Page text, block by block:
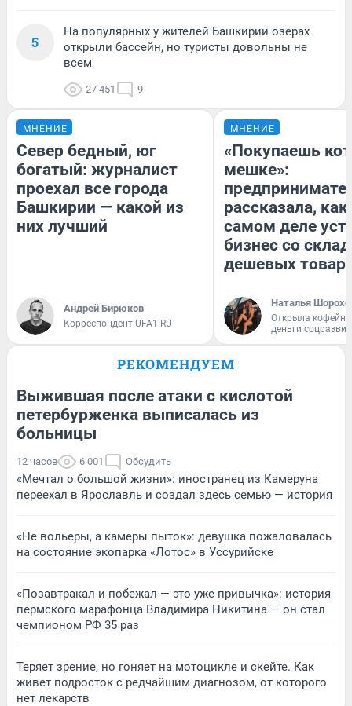
5
На популярных у жителей Башкирии озерах
открыли бассейн, но туристы довольны не
всем
27 451 9
МНЕНИЕ
Север бедный, юг
богатый: журналист
проехал все города
Башкирии — какой из
них лучший
Андрей Бирюков
Корреспондент UFA1.RU
МНЕНИЕ
«Покупаешь
мешке»:
рассказала, как
самом деле
бизнес со
дешевых
Наталья
Открыла
деньги
РЕКОМЕНДУЕМ
Выжившая после атаки с кислотой
петербурженка выписалась из
больницы
12 часов 6 001 Обсудить
«Мечтал о большой жизни»: иностранец из Камеруна
переехал в Ярославль и создал здесь семью — история
«Не вольеры, а камеры пыток»: девушка пожаловалась
на состояние экопарка «Лотос» в Уссурийске
«Позавтракал и побежал — это уже привычка»: история
пермского марафонца Владимира Никитина — он стал
чемпионом РФ 35 раз
Теряет зрение, но гоняет на мотоцикле и скейте. Как
живет подросток с редчайшим диагнозом, от которого
нет лекарств